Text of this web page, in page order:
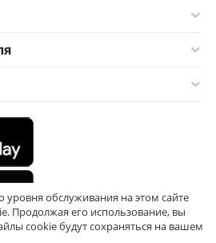
уровня обслуживания на этом сайте
Продолжая его использование, вы
cookie будут сохраняться на вашем